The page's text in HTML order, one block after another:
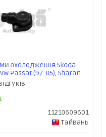
охолодження Skoda
Passat (97-05), Sharan
05), A6 (98-05)
11210609601
Тайвань